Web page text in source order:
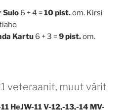
Sulo 6 + 4 =10 pist.om. Kirsi
Kartu 6 + 3 =9 pist.om.
veteraanit, muut värit
HeJW-11 V-12,-13,-14 MV-